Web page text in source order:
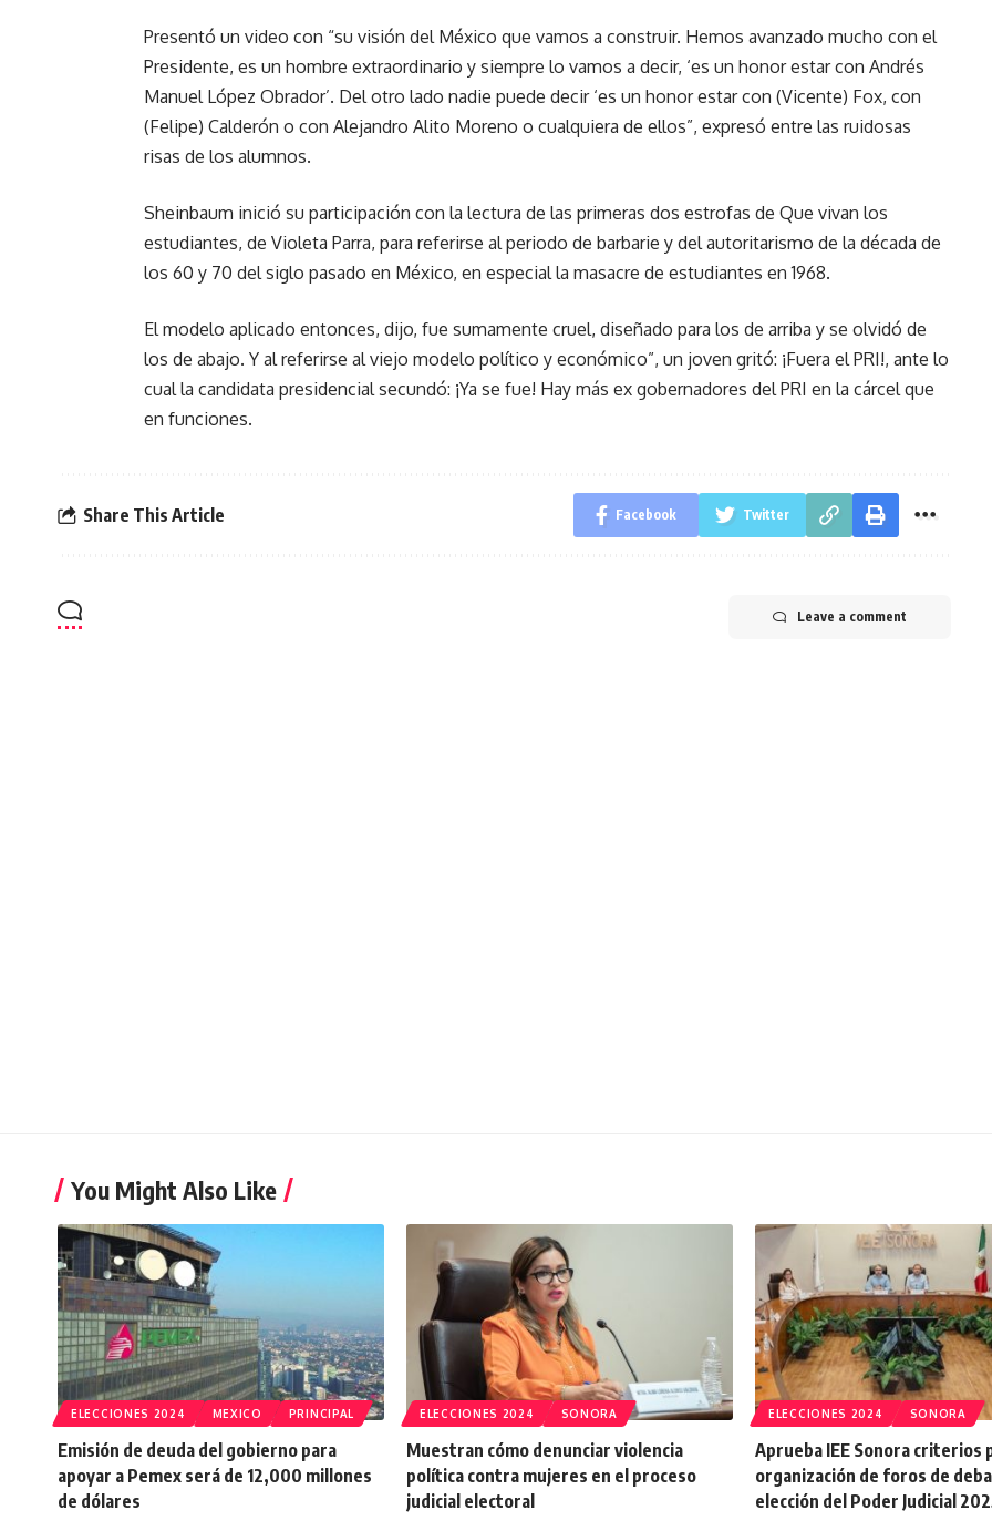
Presentó un video con “su visión del México que vamos a construir. Hemos avanzado mucho con el
Presidente, es un hombre extraordinario y siempre lo vamos a decir, ‘es un honor estar con Andrés
Manuel López Obrador’. Del otro lado nadie puede decir ‘es un honor estar con (Vicente) Fox, con
(Felipe) Calderón o con Alejandro Alito Moreno o cualquiera de ellos”, expresó entre las ruidosas
risas de los alumnos.
Sheinbaum inició su participación con la lectura de las primeras dos estrofas de Que vivan los
estudiantes, de Violeta Parra, para referirse al periodo de barbarie y del autoritarismo de la década de
los 60 y 70 del siglo pasado en México, en especial la masacre de estudiantes en 1968.
El modelo aplicado entonces, dijo, fue sumamente cruel, diseñado para los de arriba y se olvidó de
los de abajo. Y al referirse al viejo modelo político y económico”, un joven gritó: ¡Fuera el PRI!, ante lo
cual la candidata presidencial secundó: ¡Ya se fue! Hay más ex gobernadores del PRI en la cárcel que
en funciones.
Share This Article Facebook Twitter
Leave a comment
You Might Also Like
ELECCIONES 2024 MEXICO PRINCIPAL
Emisión de deuda del gobierno para
apoyar a Pemex será de 12,000 millones
de dólares
ELECCIONES 2024 SONORA
Muestran cómo denunciar violencia
política contra mujeres en el proceso
judicial electoral
ELECCIONES 2024 SONORA
Aprueba IEE Sonora criterios
organización de foros de
elección del Poder Judicial